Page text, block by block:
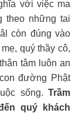
với việc ma
theo những tai
còn đúng vào
quý thầy cô,
tâm luôn an
đường Phật
sống. Trầm
quý khách